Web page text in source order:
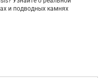
и подводных камнях